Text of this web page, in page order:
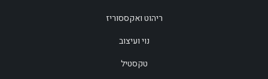
ריהוט ואקססוריז
נוי ועיצוב
טקסטיל